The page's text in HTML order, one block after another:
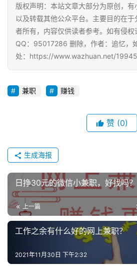
版权声明：本站文章大部分为原创，
以及转载其他公众平台。主要目的在
者所有，内容仅供读者参考。如有侵权
QQ：95017286 删除，作者：追忆，
处：https://www.wazhuan.net/
兼职 赚钱
赞 (0)
生成海报
日挣30元的微信小兼职，好找吗？
上一篇
工作之余有什么好的网上兼职？
2021年11月30日 下午2:32